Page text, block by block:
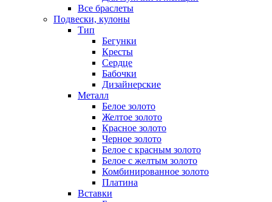
Все браслеты
Подвески, кулоны
Тип
Бегунки
Кресты
Сердце
Бабочки
Дизайнерские
Металл
Белое золото
Желтое золото
Красное золото
Черное золото
Белое с красным золото
Белое с желтым золото
Комбинированное золото
Платина
Вставки